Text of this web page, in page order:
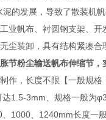
泥的发展，导致了散装机
业帆布、衬圆钢支架、开
尘装卸，具有结构紧凑合
节粉尘输送帆布伸缩节，
制作，长度不限【一般规
1.5-3mm、规格一般为
1000、1240mm长度一